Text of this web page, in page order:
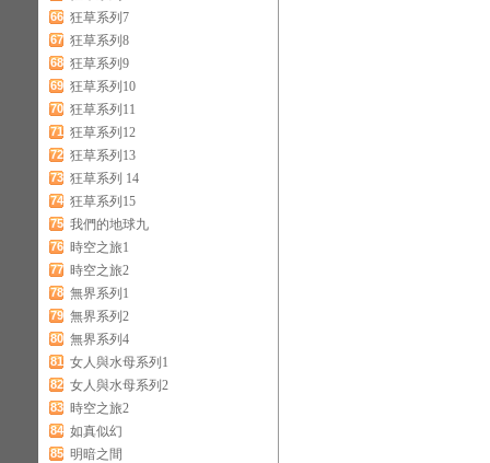
66 狂草系列7
67 狂草系列8
68 狂草系列9
69 狂草系列10
70 狂草系列11
71 狂草系列12
72 狂草系列13
73 狂草系列 14
74 狂草系列15
75 我們的地球九
76 時空之旅1
77 時空之旅2
78 無界系列1
79 無界系列2
80 無界系列4
81 女人與水母系列1
82 女人與水母系列2
83 時空之旅2
84 如真似幻
85 明暗之間